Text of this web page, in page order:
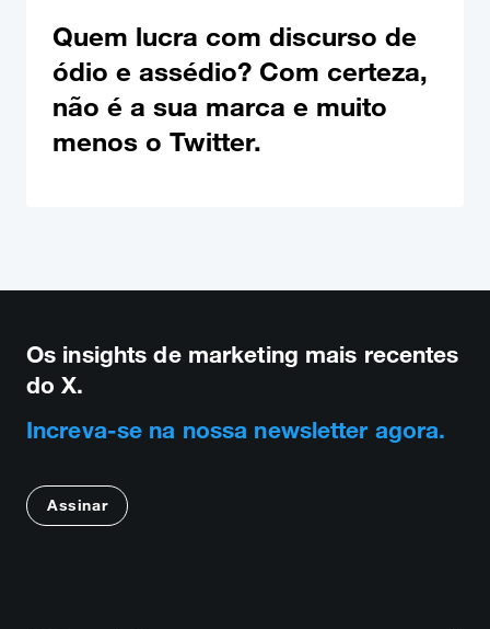
Quem lucra com discurso de
ódio e assédio? Com certeza,
não é a sua marca e muito
menos o Twitter.
Os insights de marketing mais recentes
do X.
Increva-se na nossa newsletter agora.
Assinar